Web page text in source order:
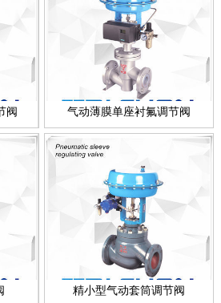
电动高压浓水调节阀技术介绍 反渗透装置
左右的工作压力，通过调节浓水调节阀...
介： 智能电动调节阀是一个功能型的名
调节阀多叫做智能型电动调节阀，顾智能
铜调节阀是一款海水专用调节阀，该阀可
青铜调节阀、自力式青铜调节阀、电动青
阀 气动薄膜单座衬氟调节阀
精小型气动套筒调节阀